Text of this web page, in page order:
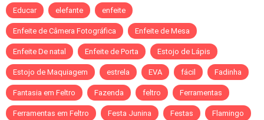
Educar elefante enfeite
Enfeite de Câmera Fotográfica Enfeite de Mesa
Enfeite De natal Enfeite de Porta Estojo de Lápis
Estojo de Maquiagem estrela EVA fácil Fadinha
Fantasia em Feltro Fazenda feltro Ferramentas
Ferramentas em Feltro Festa Junina Festas Flamingo